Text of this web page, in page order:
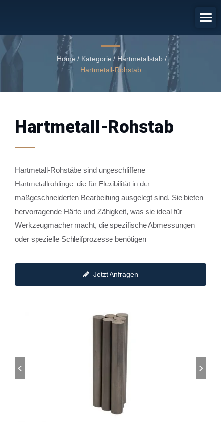
Home / Kategorie / Hartmetallstab /
Hartmetall-Rohstab
Hartmetall-Rohstab
Hartmetall-Rohstäbe sind ungeschliffene
Hartmetallrohlinge, die für Flexibilität in der
maßgeschneiderten Bearbeitung ausgelegt sind. Sie bieten
hervorragende Härte und Zähigkeit, was sie ideal für
Werkzeugmacher macht, die spezifische Abmessungen
oder spezielle Schleifprozesse benötigen.
Jetzt Anfragen